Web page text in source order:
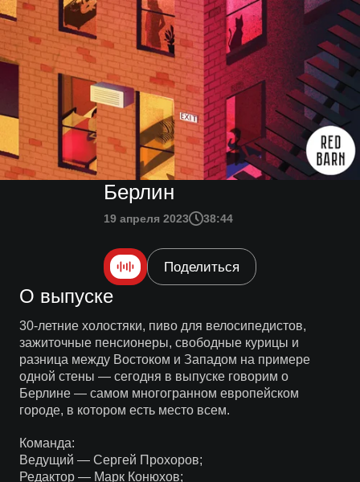
Берлин
19 апреля 2023 38:44
Поделиться
О выпуске
30-летние холостяки, пиво для велосипедистов,
зажиточные пенсионеры, свободные курицы и
разница между Востоком и Западом на примере
одной стены — сегодня в выпуске говорим о
Берлине — самом многогранном европейском
городе, в котором есть место всем.
Команда:
Ведущий — Сергей Прохоров;
Редактор — Марк Конюхов;